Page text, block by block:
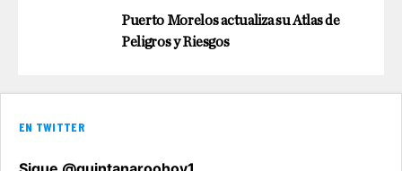
Puerto Morelos actualiza su Atlas de
Peligros y Riesgos
EN TWITTER